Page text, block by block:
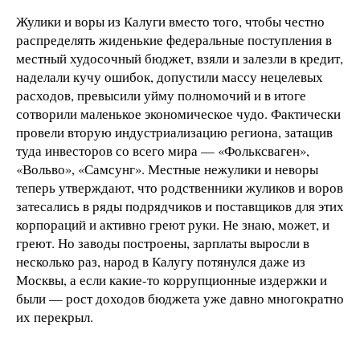
Жулики и воры из Калуги вместо того, чтобы честно
распределять жиденькие федеральные поступления в
местный худосочный бюджет, взяли и залезли в кредит,
наделали кучу ошибок, допустили массу нецелевых
расходов, превысили уйму полномочий и в итоге
сотворили маленькое экономическое чудо. Фактически
провели вторую индустриализацию региона, затащив
туда инвесторов со всего мира — «Фольксваген»,
«Вольво», «Самсунг». Местные нежулики и неворы
теперь утверждают, что родственники жуликов и воров
затесались в ряды подрядчиков и поставщиков для этих
корпораций и активно греют руки. Не знаю, может, и
греют. Но заводы построены, зарплаты выросли в
несколько раз, народ в Калугу потянулся даже из
Москвы, а если какие-то коррупционные издержки и
были — рост доходов бюджета уже давно многократно
их перекрыл.